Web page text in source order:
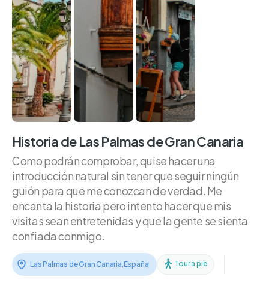
Historia de Las Palmas de Gran Canaria
Como podrán comprobar, quise hacer una
introducción natural sin tener que seguir ningún
guión para que me conozcan de verdad. Me
encanta la historia pero intento hacer que mis
visitas sean entretenidas y que la gente se sienta
confiada conmigo.
Las Palmas de Gran Canaria España Tour a pie